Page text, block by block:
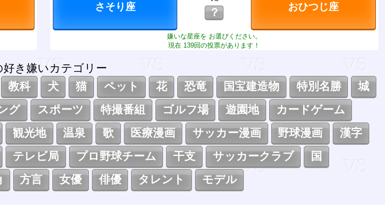
？
嫌いな星座を お選びください。
現在 139回の投票があります！
好き嫌いカテゴリー
教科 犬 猫 ペット 花 恐竜 国宝建造物 特別名勝
城
グ スポーツ 特撮番組 ゴルフ場 遊園地
カードゲーム
観光地 温泉 歌 医療漫画 サッカー漫画 野球漫画
漢字
テレビ局 プロ野球チーム 干支 サッカークラブ
国
方言 女優 俳優 タレント モデル